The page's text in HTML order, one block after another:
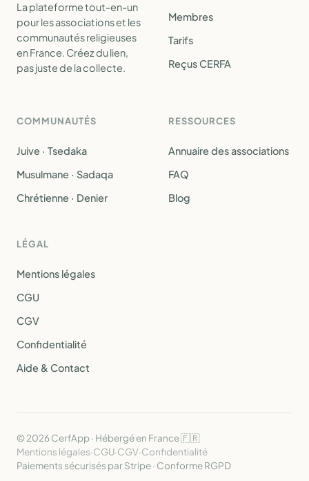
La plateforme tout-en-un
pour les associations et les
communautés religieuses
en France. Créez du lien,
pas juste de la collecte.
Membres
Tarifs
Reçus CERFA
COMMUNAUTÉS
Juive · Tsedaka
Musulmane · Sadaqa
Chrétienne · Denier
RESSOURCES
Annuaire des associations
FAQ
Blog
LÉGAL
Mentions légales
CGU
CGV
Confidentialité
Aide & Contact
© 2026 CerfApp · Hébergé en France 🇫🇷
Mentions légales·CGU·CGV·Confidentialité
Paiements sécurisés par Stripe · Conforme RGPD